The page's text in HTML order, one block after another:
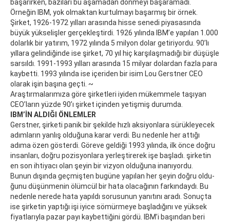
başarırken, bazıları bu aşamadan dönmeyi başaramadı.
Örneğin IBM, yok olmaktan kurtulmayı başarmış bir örnek.
Şirket, 1926-1972 yılları arasında hisse senedi piyasasında
büyük yükselişler gerçekleştirdi. 1926 yılında IBM’e yapılan 1.000
dolarlık bir yatırım, 1972 yılında 5 milyon dolar getiriyordu. 90’lı
yıllara gelindiğinde ise şirket, 70 yıl hiç karşılaşmadığı bir düşüşle
sarsıldı. 1991-1993 yılları arasında 15 milyar dolardan fazla para
kaybetti. 1993 yılında ise içeriden bir isim Lou Gerstner CEO
olarak işin başına geçti. ~
Araştırmalarımıza göre şirketleri iyiden mükemmele taşıyan
CEO’ların yüzde 90’ı şirket içinden yetişmiş durumda.
IBM’İN ALDIĞI ÖNLEMLER
Gerstner, şirketi panik bir şekilde hızlı aksiyonlara sürükleyecek
adımların yanlış olduğuna karar verdi. Bu nedenle her attığı
adıma özen gösterdi. Göreve geldiği 1993 yılında, ilk önce doğru
insanları, doğru pozisyonlara yerleştirerek işe başladı. şir­ke­tin
en son ih­ti­ya­cı olan şe­yin bir viz­yon ol­du­ğu­na ina­nıyor­du.
Bu­nun dışın­da geç­mişten bu­gü­ne ya­pılan her şe­yin doğru ol­du­
ğu­nu dü­şün­me­nin ölüm­cül bir ha­ta ola­ca­ğının far­kın­day­dı. Bu
ne­den­le nerede hata yapıldı sorusunun yanıtını aradı. Sonuçta
ise şirketin yaptığı işi iyice sömürmeye başladığını ve yüksek
fiyatlarıyla pazar payı kaybettiğini gördü. IBM’i başından beri